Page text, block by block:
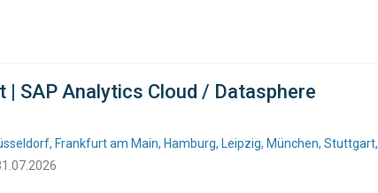
| SAP Analytics Cloud / Datasphere
Frankfurt am Main, Hamburg, Leipzig, München, Stuttgart,